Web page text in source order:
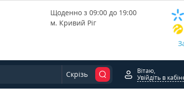
Щоденно з 09:00 до 19:00
м. Кривий Ріг
Скрізь
Вітаю,
Увійдіть в